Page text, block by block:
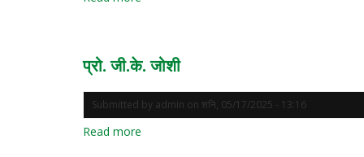
प्रो. जी.के. जोशी
Submitted by admin on शनि, 05/17/2025 - 13:16
Read more